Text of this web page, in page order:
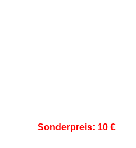
Sonderpreis: 10 €